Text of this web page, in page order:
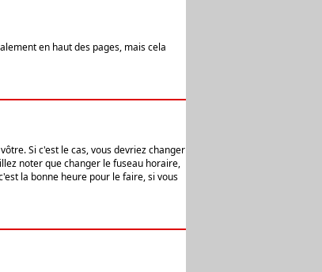
en haut des pages, mais cela
Si c'est le cas, vous devriez changer
noter que changer le fuseau horaire,
la bonne heure pour le faire, si vous